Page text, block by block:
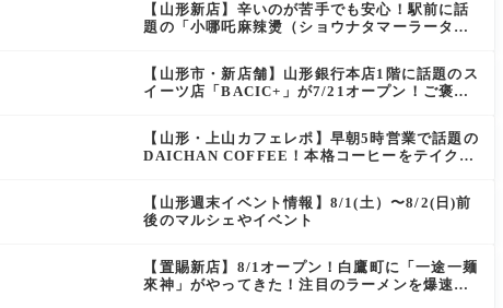
【山形新店】辛いのが苦手でも安心！駅前に話
題の「小哪吒麻辣燙（ショウナタマーラータ
【山形市・新店舗】山形銀行本店1階に話題のス
イーツ店「BACIC+」が7/21オープン！ご褒美
【山形・上山カフェレポ】早朝5時営業で話題の
DAICHAN COFFEE！本格コーヒーをテイクア
【山形週末イベント情報】8/1(土）〜8/2(日)前
後のマルシェやイベント
【置賜新店】8/1オープン！白鷹町に「一途一麺
來神」がやってきた！注目のラーメンを爆速実